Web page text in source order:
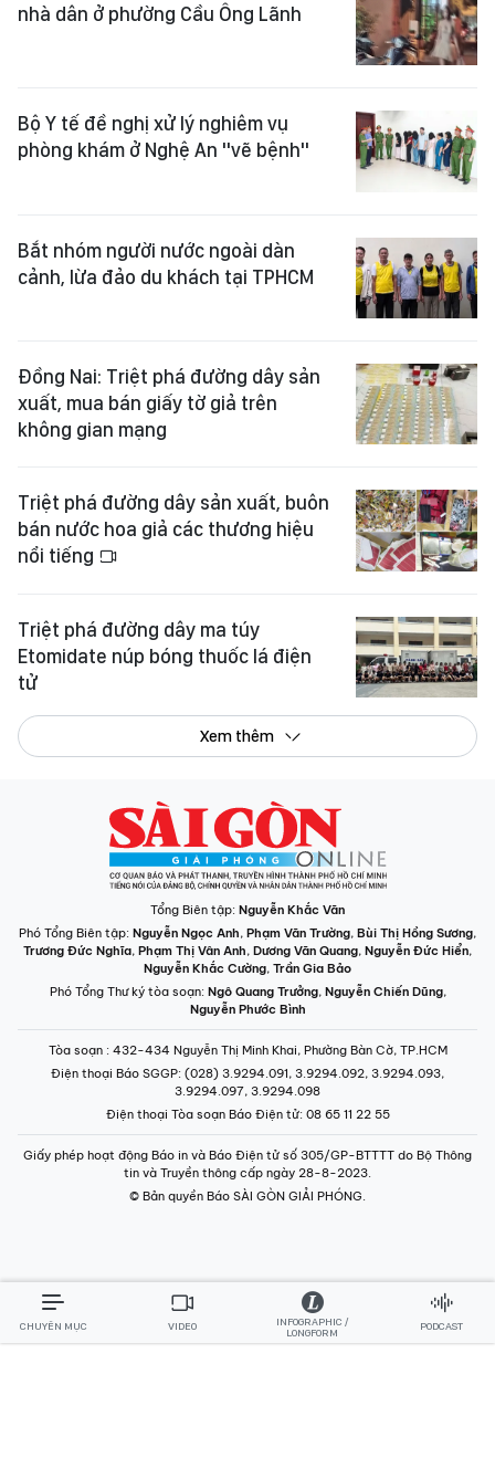
nhà dân ở phường Cầu Ông Lãnh
Bộ Y tế đề nghị xử lý nghiêm vụ
phòng khám ở Nghệ An "vẽ bệnh"
Bắt nhóm người nước ngoài dàn
cảnh, lừa đảo du khách tại TPHCM
Đồng Nai: Triệt phá đường dây sản
xuất, mua bán giấy tờ giả trên
không gian mạng
Triệt phá đường dây sản xuất, buôn
bán nước hoa giả các thương hiệu
nổi tiếng
Triệt phá đường dây ma túy
Etomidate núp bóng thuốc lá điện
tử
Xem thêm
Tổng Biên tập: Nguyễn Khắc Văn
Phó Tổng Biên tập: Nguyễn Ngọc Anh, Phạm Văn Trường, Bùi Thị Hồng Sương,
Trương Đức Nghĩa, Phạm Thị Vân Anh, Dương Văn Quang, Nguyễn Đức Hiển,
Nguyễn Khắc Cường, Trần Gia Bảo
Phó Tổng Thư ký tòa soạn: Ngô Quang Trưởng, Nguyễn Chiến Dũng,
Nguyễn Phước Bình
Tòa soạn : 432-434 Nguyễn Thị Minh Khai, Phường Bàn Cờ, TP.HCM
Điện thoại Báo SGGP: (028) 3.9294.091, 3.9294.092, 3.9294.093,
3.9294.097, 3.9294.098
Điện thoại Tòa soạn Báo Điện tử: 08 65 11 22 55
Giấy phép hoạt động Báo in và Báo Điện tử số 305/GP-BTTTT do Bộ Thông
tin và Truyền thông cấp ngày 28-8-2023.
© Bản quyền Báo SÀI GÒN GIẢI PHÓNG.
CHUYÊN MỤC VIDEO
INFOGRAPHIC /
LONGFORM
PODCAST